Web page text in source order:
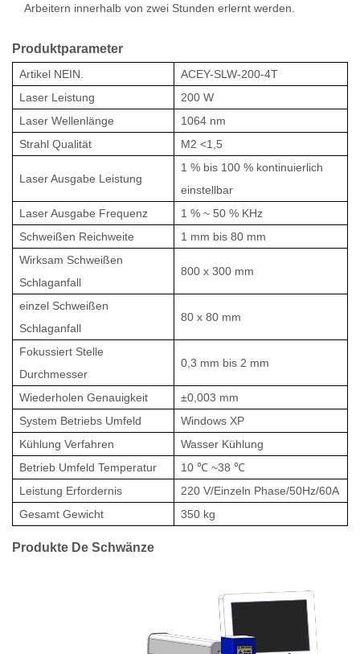
Arbeitern innerhalb von zwei Stunden erlernt werden.
Produktparameter
Artikel NEIN.
ACEY-SLW-200-4T
Laser Leistung
200 W
Laser Wellenlänge
1064 nm
Strahl Qualität M2 <1,5
LaserAusgabe Leistung
1 % bis 100 % kontinuierlich
einstellbar
LaserAusgabe Frequenz
1 % ~ 50 % KHz
Schweißen Reichweite
1 mm bis 80 mm
Wirksam Schweißen
Schlaganfall
800 x 300 mm
einzel Schweißen
Schlaganfall
80 x 80 mm
Fokussiert Stelle
Durchmesser
0,3 mm bis 2 mm
Wiederholen Genauigkeit
±0,003 mm
System Betriebs Umfeld
Windows XP
Kühlung Verfahren Wasser Kühlung
Betrieb Umfeld Temperatur 10 ℃ ~38 ℃
Leistung Erfordernis 220 V/Einzeln Phase/50Hz/60A
Gesamt Gewicht 350 kg
Produkte De Schwänze